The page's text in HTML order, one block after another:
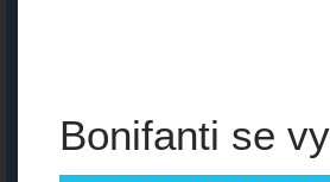
Bonifanti se